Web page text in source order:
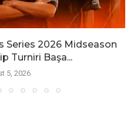
Series 2026 Midseason
Turniri Başa...
5, 2026